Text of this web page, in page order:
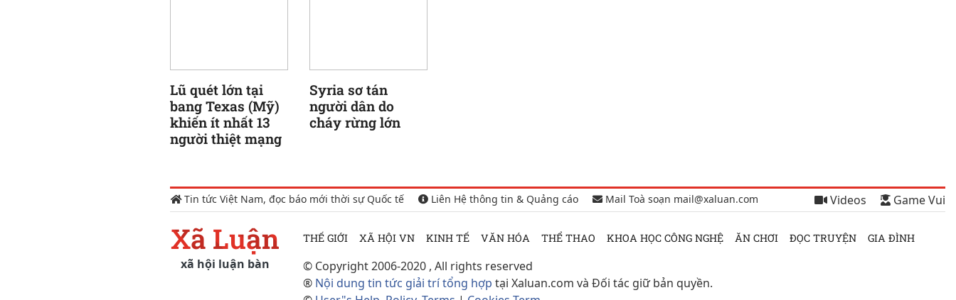
Lũ quét lớn tại
bang Texas (Mỹ)
khiến ít nhất 13
người thiệt mạng
Syria sơ tán
người dân do
cháy rừng lớn
Tin tức Việt Nam, đọc báo mới thời sự Quốc tế Liên Hệ thông tin & Quảng cáo Mail Toà soạn mail@xaluan.com Videos Game Vui
Xã Luận
xã hội luận bàn
THẾ GIỚI XÃ HỘI VN KINH TẾ VĂN HÓA THỂ THAO KHOA HỌC CÔNG NGHỆ ĂN CHƠI ĐỌC TRUYỆN GIA ĐÌNH
© Copyright 2006-2020 , All rights reserved
® Nội dung tin tức giải trí tổng hợp tại Xaluan.com và Đối tác giữ bản quyền.